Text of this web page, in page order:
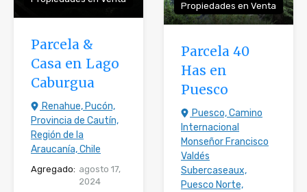
Parcela &
Casa en Lago
Caburgua
Renahue, Pucón,
Provincia de Cautín,
Región de la
Araucanía, Chile
Agregado: agosto 17,
2024
Propiedades en Venta
Parcela 40
Has en
Puesco
Puesco, Camino
Internacional
Monseñor Francisco
Valdés
Subercaseaux,
Puesco Norte,